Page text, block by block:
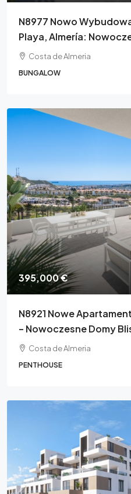
N8977 Nowo
Playa, Almería:
Costa de Almeria
BUNGALOW
395,000 €
N8921 Nowe
– Nowoczesne Domy
Costa de Almeria
PENTHOUSE